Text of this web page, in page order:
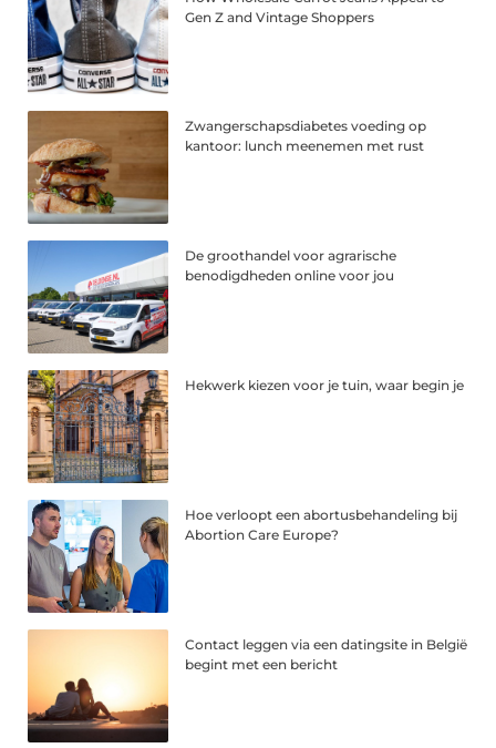
Gen Z and Vintage Shoppers
Zwangerschapsdiabetes voeding op
kantoor: lunch meenemen met rust
De groothandel voor agrarische
benodigdheden online voor jou
Hekwerk kiezen voor je tuin, waar begin je
Hoe verloopt een abortusbehandeling bij
Abortion Care Europe?
Contact leggen via een datingsite in België
begint met een bericht